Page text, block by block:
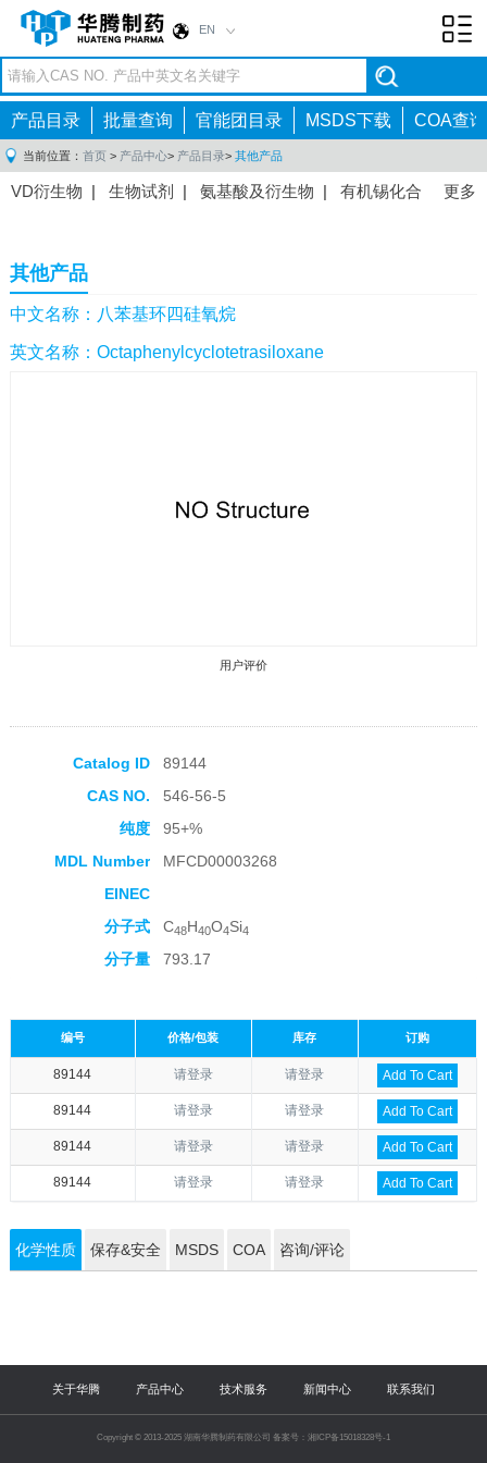
EN
产品目录 批量查询 官能团目录 MSDS下载 COA查询
当前位置： 首页 > 产品中心> 产品目录> 其他产品
更多
VD衍生物 | 生物试剂 | 氨基酸及衍生物 | 有机锡化合
间体|抗高血压药物中间体
感染药物中间体
体 |抗精神病药物中间体|抗炎药物中间体
药中间体|其他原料药中间体|
其他产品
中文名称：八苯基环四硅氧烷
英文名称：Octaphenylcyclotetrasiloxane
用户评价
Catalog ID
89144
CAS NO.
546-56-5
纯度
95+%
MDL Number
MFCD00003268
EINEC
分子式
C48H40O4Si4
分子量 793.17
编号 价格/包装 库存 订购
89144 请登录 请登录 Add To Cart
89144 请登录 请登录 Add To Cart
89144 请登录 请登录 Add To Cart
89144 请登录 请登录 Add To Cart
化学性质 保存&安全 MSDS COA 咨询/评论
关于华腾 产品中心 技术服务 新闻中心 联系我们
Copyright © 2013-2025 湖南华腾制药有限公司 备案号：湘ICP备15018328号-1